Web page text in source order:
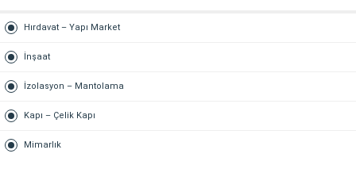
Hırdavat – Yapı Market
İnşaat
İzolasyon – Mantolama
Kapı – Çelik Kapı
Mimarlık